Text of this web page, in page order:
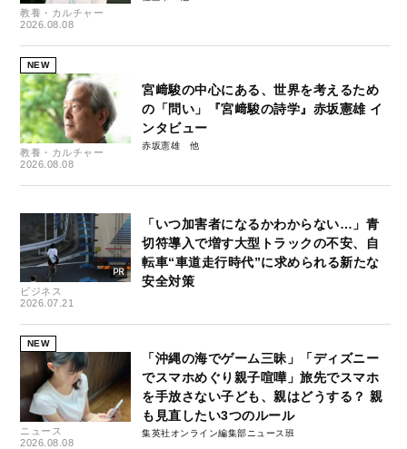
教養・カルチャー
2026.08.08
NEW
教養・カルチャー
2026.08.08
宮﨑駿の中心にある、世界を考えるため
の「問い」『宮﨑駿の詩学』赤坂憲雄 イ
ンタビュー
赤坂憲雄
ビジネス
2026.07.21
「いつ加害者になるかわからない…」青
切符導入で増す大型トラックの不安、自
転車“車道走行時代”に求められる新たな
安全対策
NEW
ニュース
2026.08.08
「沖縄の海でゲーム三昧」「ディズニー
でスマホめぐり親子喧嘩」旅先でスマホ
を手放さない子ども、親はどうする？ 親
も見直したい3つのルール
集英社オンライン編集部ニュース班